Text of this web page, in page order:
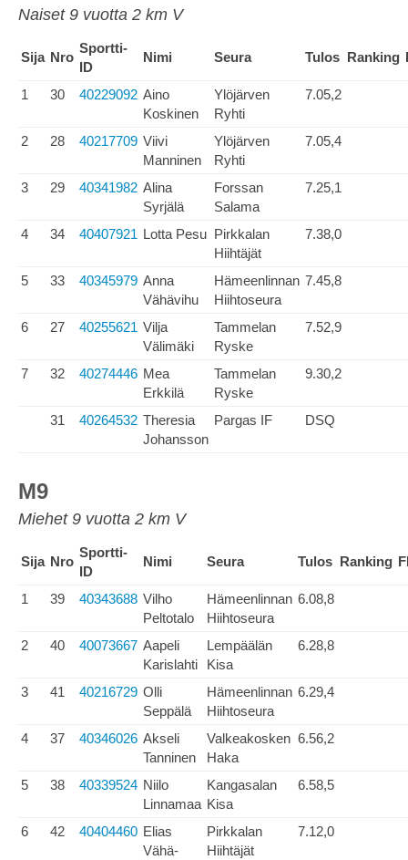
Naiset 9 vuotta 2 km V
Sija Nro
Sportti-
ID
Nimi Seura Tulos Ranking
1 30 40229092 Aino
Koskinen
Ylöjärven
Ryhti
7.05,2
2 28 40217709 Viivi
Manninen
Ylöjärven
Ryhti
7.05,4
3 29 40341982 Alina
Syrjälä
Forssan
Salama
7.25,1
4 34 40407921 Lotta Pesu Pirkkalan
Hiihtäjät
7.38,0
5 33 40345979 Anna
Vähävihu
Hämeenlinnan
Hiihtoseura
7.45,8
6 27 40255621 Vilja
Välimäki
Tammelan
Ryske
7.52,9
7 32 40274446 Mea
Erkkilä
Tammelan
Ryske
9.30,2
31 40264532 Theresia
Johansson
Pargas IF DSQ
M9
Miehet 9 vuotta 2 km V
Sija Nro
Sportti-
ID
Nimi Seura Tulos Ranking
1 39 40343688 Vilho
Peltotalo
Hämeenlinnan
Hiihtoseura
6.08,8
2 40 40073667 Aapeli
Karislahti
Lempäälän
Kisa
6.28,8
3 41 40216729 Olli
Seppälä
Hämeenlinnan
Hiihtoseura
6.29,4
4 37 40346026 Akseli
Tanninen
Valkeakosken
Haka
6.56,2
5 38 40339524 Niilo
Linnamaa
Kangasalan
Kisa
6.58,5
6 42 40404460 Elias
Vähä-
Pirkkalan
Hiihtäjät
7.12,0